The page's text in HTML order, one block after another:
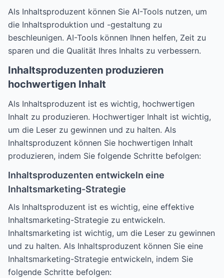
Als Inhaltsproduzent können Sie AI-Tools nutzen, um
die Inhaltsproduktion und -gestaltung zu
beschleunigen. AI-Tools können Ihnen helfen, Zeit zu
sparen und die Qualität Ihres Inhalts zu verbessern.
Inhaltsproduzenten produzieren
hochwertigen Inhalt
Als Inhaltsproduzent ist es wichtig, hochwertigen
Inhalt zu produzieren. Hochwertiger Inhalt ist wichtig,
um die Leser zu gewinnen und zu halten. Als
Inhaltsproduzent können Sie hochwertigen Inhalt
produzieren, indem Sie folgende Schritte befolgen:
Inhaltsproduzenten entwickeln eine
Inhaltsmarketing-Strategie
Als Inhaltsproduzent ist es wichtig, eine effektive
Inhaltsmarketing-Strategie zu entwickeln.
Inhaltsmarketing ist wichtig, um die Leser zu gewinnen
und zu halten. Als Inhaltsproduzent können Sie eine
Inhaltsmarketing-Strategie entwickeln, indem Sie
folgende Schritte befolgen: